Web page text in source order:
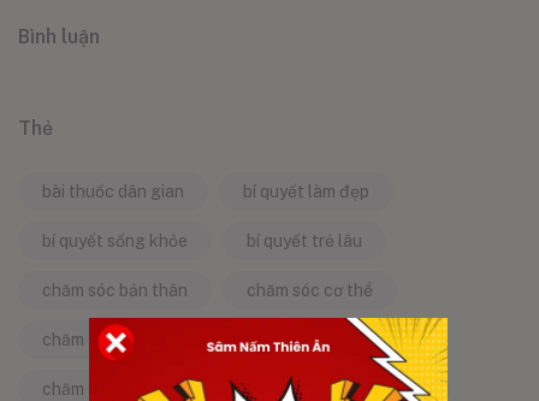
Bình luận
Thẻ
bài thuốc dân gian bí quyết làm đẹp
bí quyết sống khỏe bí quyết trẻ lâu
chăm sóc bản thân chăm sóc cơ thể
chăm sóc da chăm sóc sức khỏe
chăm sóc sức khỏe tự nhiên chống lão hóa